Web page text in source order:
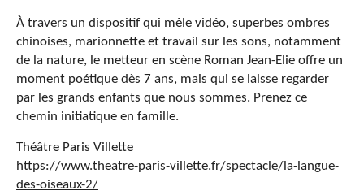
À travers un dispositif qui mêle vidéo, superbes ombres
chinoises, marionnette et travail sur les sons, notamment
de la nature, le metteur en scène Roman Jean-Elie offre un
moment poétique dès 7 ans, mais qui se laisse regarder
par les grands enfants que nous sommes. Prenez ce
chemin initiatique en famille.
Théâtre Paris Villette
https://www.theatre-paris-villette.fr/spectacle/la-langue-
des-oiseaux-2/